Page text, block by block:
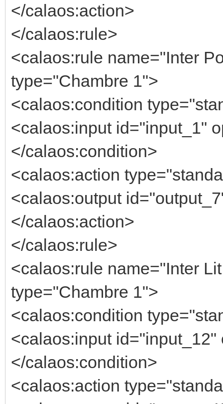
</calaos:action>
</calaos:rule>
<calaos:rule name="Inter
type="Chambre 1">
<calaos:condition
<calaos:input id="input_1"
</calaos:condition>
<calaos:action
<calaos:output
</calaos:action>
</calaos:rule>
<calaos:rule name="Inter
type="Chambre 1">
<calaos:condition
<calaos:input
</calaos:condition>
<calaos:action